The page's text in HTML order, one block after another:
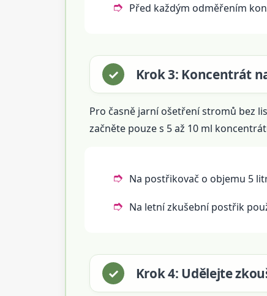
Před každým odměřením
Krok 3: Koncentrát
Pro časně jarní ošetření stromů bez
začněte pouze s 5 až 10 ml
Na postřikovač o objemu 5
Na letní zkušební postřik
Krok 4: Udělejte